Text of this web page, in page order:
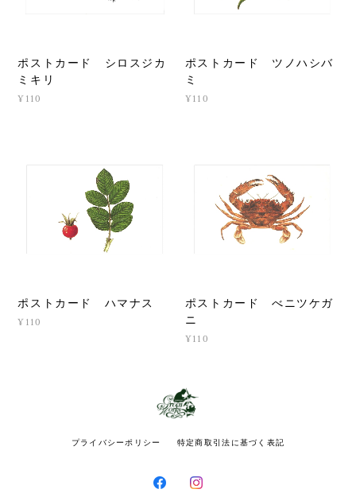
ポストカード シロスジカ
ミキリ
¥110
ポストカード ツノハシバ
ミ
¥110
ポストカード ハマナス
¥110
ポストカード べニツケガ
ニ
¥110
プライバシーポリシー 特定商取引法に基づく表記